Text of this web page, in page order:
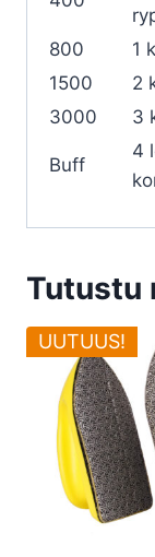
800
1
1500
2
3000
3
Buff
4
Tutustu
UUTUUS!